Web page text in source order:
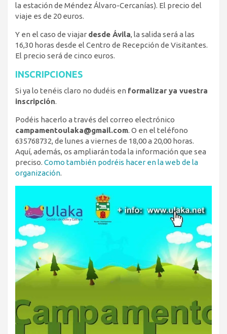
la estación de Méndez Álvaro-Cercanías). El precio del
viaje es de 20 euros.
Y en el caso de viajar desde Ávila, la salida será a las
16,30 horas desde el Centro de Recepción de Visitantes.
El precio será de cinco euros.
INSCRIPCIONES
Si ya lo tenéis claro no dudéis en formalizar ya vuestra
inscripción.
Podéis hacerlo a través del correo electrónico
campamentoulaka@gmail.com. O en el teléfono
635768732, de lunes a viernes de 18,00 a 20,00 horas.
Aquí, además, os ampliarán toda la información que sea
preciso. Como también podréis hacer en la web de la
organización.